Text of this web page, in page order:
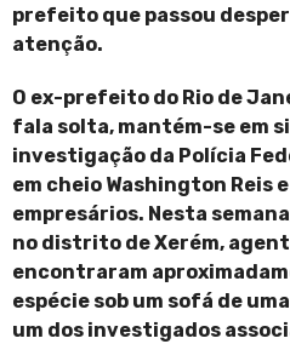
prefeito que passou
atenção.
O ex-prefeito do Rio de
fala solta, mantém-se em
investigação da Polícia
em cheio Washington Reis
empresários. Nesta
no distrito de Xerém,
encontraram
espécie sob um sofá de
um dos investigados